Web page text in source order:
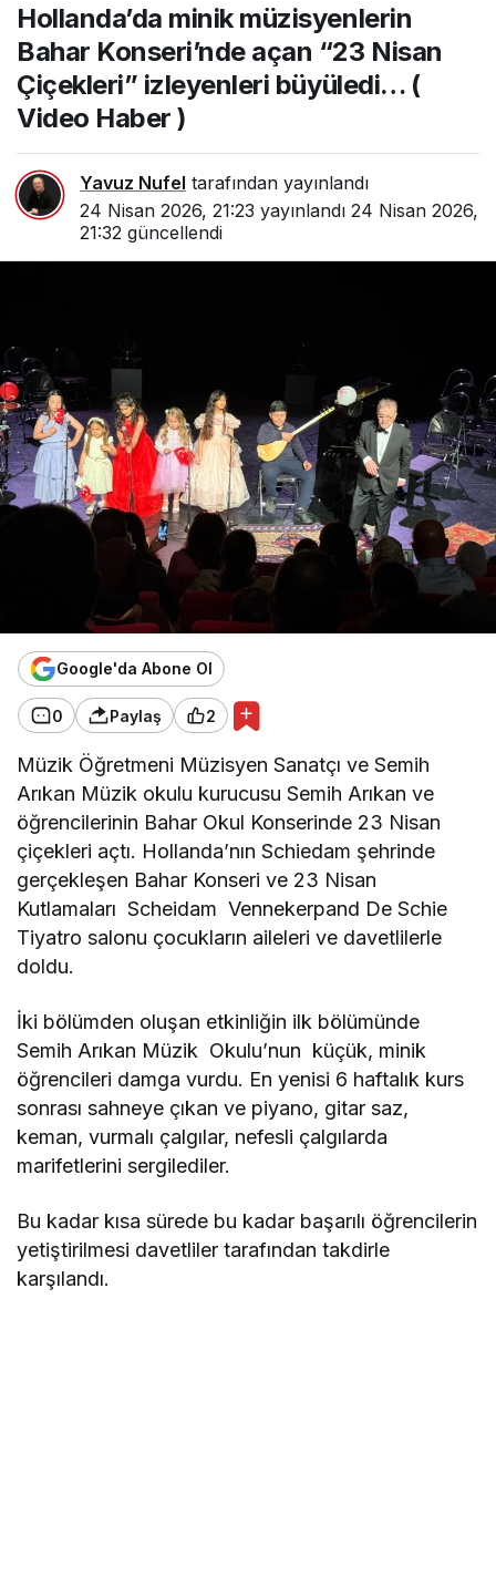
Konseri’nde açan “23
Nisan Çiçekleri”
izleyenleri büyüledi… (
Hollanda’da minik müzisyenlerin
Bahar Konseri’nde açan “23 Nisan
Çiçekleri” izleyenleri büyüledi… (
Video Haber )
Yavuz Nufel tarafından yayınlandı
24 Nisan 2026, 21:23 yayınlandı 24 Nisan 2026,
21:32 güncellendi
Google'da Abone Ol
0 Paylaş 2
Müzik Öğretmeni Müzisyen Sanatçı ve Semih
Arıkan Müzik okulu kurucusu Semih Arıkan ve
öğrencilerinin Bahar Okul Konserinde 23 Nisan
çiçekleri açtı. Hollanda’nın Schiedam şehrinde
gerçekleşen Bahar Konseri ve 23 Nisan
Kutlamaları Scheidam Vennekerpand De Schie
Tiyatro salonu çocukların aileleri ve davetlilerle
doldu.
İki bölümden oluşan etkinliğin ilk bölümünde
Semih Arıkan Müzik Okulu’nun küçük, minik
öğrencileri damga vurdu. En yenisi 6 haftalık kurs
sonrası sahneye çıkan ve piyano, gitar saz,
keman, vurmalı çalgılar, nefesli çalgılarda
marifetlerini sergilediler.
Bu kadar kısa sürede bu kadar başarılı öğrencilerin
yetiştirilmesi davetliler tarafından takdirle
karşılandı.